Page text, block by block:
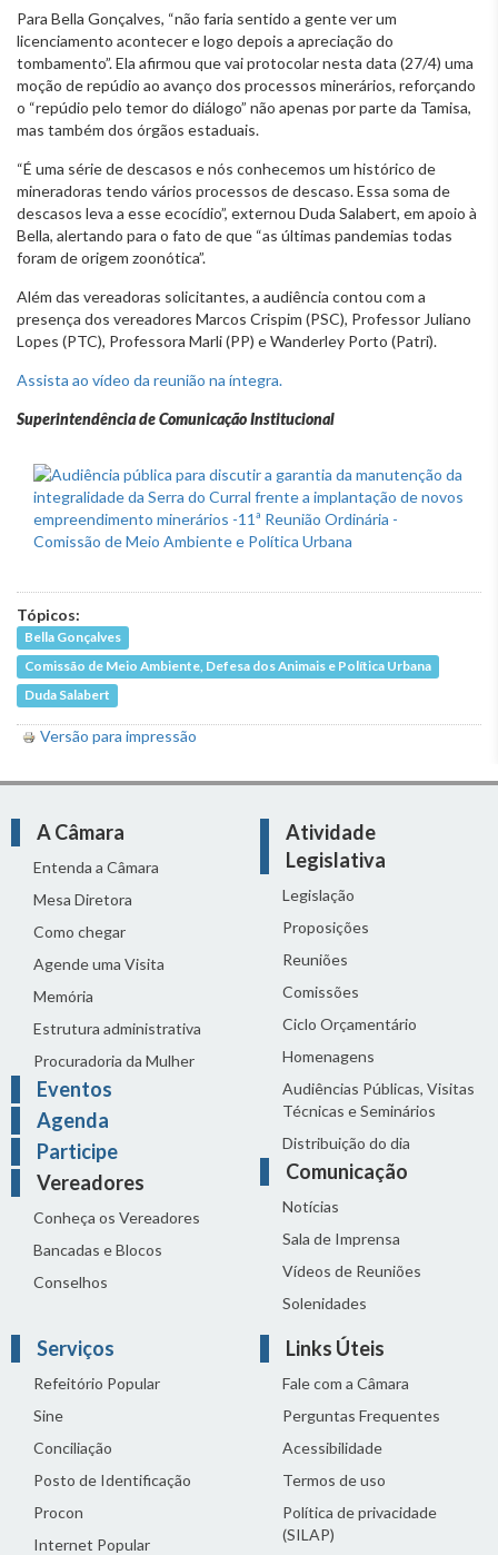
Para Bella Gonçalves, “não faria sentido a gente ver um
licenciamento acontecer e logo depois a apreciação do
tombamento”. Ela afirmou que vai protocolar nesta data (27/4) uma
moção de repúdio ao avanço dos processos minerários, reforçando
o “repúdio pelo temor do diálogo” não apenas por parte da Tamisa,
mas também dos órgãos estaduais.
“É uma série de descasos e nós conhecemos um histórico de
mineradoras tendo vários processos de descaso. Essa soma de
descasos leva a esse ecocídio”, externou Duda Salabert, em apoio à
Bella, alertando para o fato de que “as últimas pandemias todas
foram de origem zoonótica”.
Além das vereadoras solicitantes, a audiência contou com a
presença dos vereadores Marcos Crispim (PSC), Professor Juliano
Lopes (PTC), Professora Marli (PP) e Wanderley Porto (Patri).
Assista ao vídeo da reunião na íntegra.
Superintendência de Comunicação Institucional
Tópicos:
Bella Gonçalves
Comissão de Meio Ambiente, Defesa dos Animais e Política Urbana
Duda Salabert
Versão para impressão
A Câmara
Entenda a Câmara
Mesa Diretora
Como chegar
Agende uma Visita
Memória
Estrutura administrativa
Procuradoria da Mulher
Eventos
Agenda
Participe
Vereadores
Conheça os Vereadores
Bancadas e Blocos
Conselhos
Atividade
Legislativa
Legislação
Proposições
Reuniões
Comissões
Ciclo Orçamentário
Homenagens
Audiências Públicas, Visitas
Técnicas e Seminários
Distribuição do dia
Comunicação
Notícias
Sala de Imprensa
Vídeos de Reuniões
Solenidades
Serviços
Refeitório Popular
Sine
Conciliação
Posto de Identificação
Procon
Internet Popular
Links Úteis
Fale com a Câmara
Perguntas Frequentes
Acessibilidade
Termos de uso
Política de privacidade
(SILAP)